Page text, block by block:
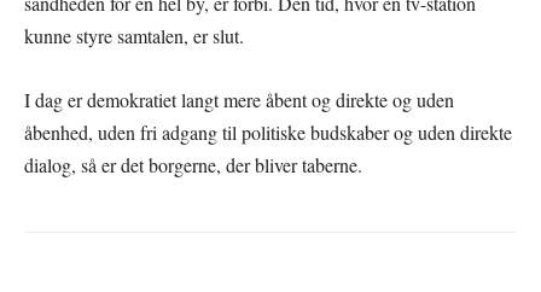
kunne styre samtalen, er slut.
I dag er demokratiet langt mere åbent og direkte og uden
åbenhed, uden fri adgang til politiske budskaber og uden direkte
dialog, så er det borgerne, der bliver taberne.